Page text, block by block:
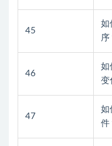
45
如
序
46
如
变
47
如
件